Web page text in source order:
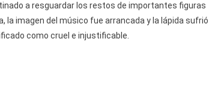
a resguardar los restos de importantes figuras
la imagen del músico fue arrancada y la lápida sufrió
como cruel e injustificable.